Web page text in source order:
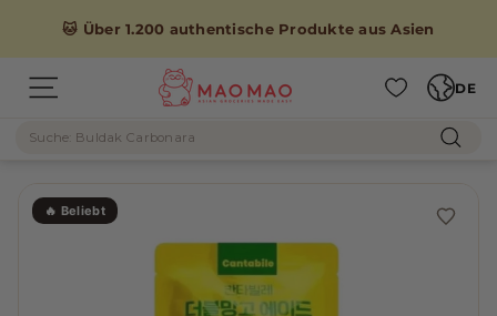
🐱 Über 1.200 authentische Produkte aus Asien
Seitennavigation
M
A
O
DE
Suche
🔥 Beliebt